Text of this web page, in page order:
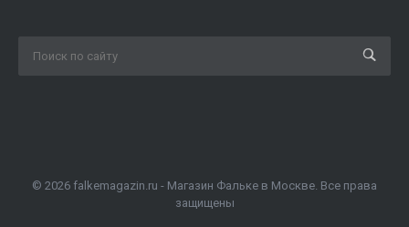
© 2026 falkemagazin.ru - Магазин Фальке в Москве. Все права
защищены